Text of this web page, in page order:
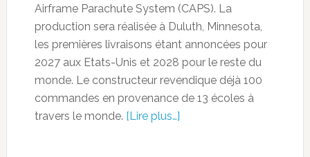
Airframe Parachute System (CAPS). La
production sera réalisée à Duluth, Minnesota,
les premières livraisons étant annoncées pour
2027 aux Etats-Unis et 2028 pour le reste du
monde. Le constructeur revendique déjà 100
commandes en provenance de 13 écoles à
travers le monde. [Lire plus…]